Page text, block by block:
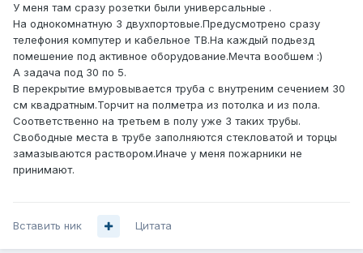
У меня там сразу розетки были универсальные .
На однокомнатную 3 двухпортовые.Предусмотрено сразу
телефония компутер и кабельное ТВ.На каждый подьезд
помешение под активное оборудование.Мечта вообшем :)
А задача под 30 по 5.
В перекрытие вмуровывается труба с внутреним сечением 30
см квадратным.Торчит на полметра из потолка и из пола.
Соответственно на третьем в полу уже 3 таких трубы.
Свободные места в трубе заполняются стекловатой и торцы
замазываются раствором.Иначе у меня пожарники не
принимают.
Вставить ник Цитата